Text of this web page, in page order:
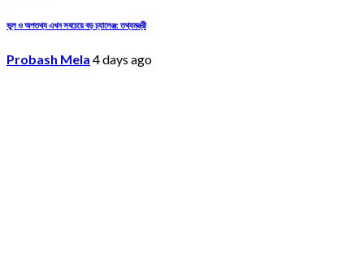
ভুল ও অপতথ্য এখন সবচেয়ে বড় চ্যালেঞ্জ: তথ্যমন্ত্রী
Probash Mela 4 days ago